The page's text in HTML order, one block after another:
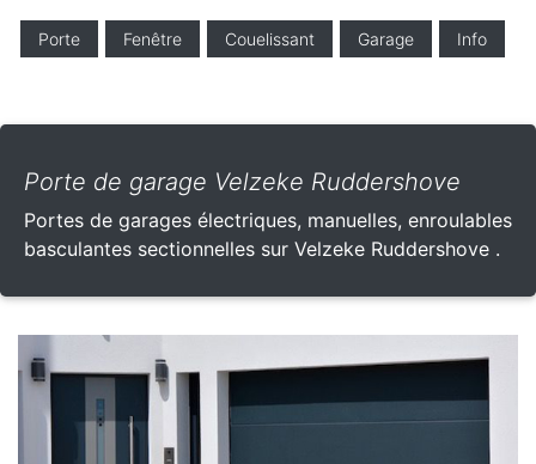
Porte Fenêtre Couelissant Garage Info
Porte de garage Velzeke Ruddershove
Portes de garages électriques, manuelles, enroulables
basculantes sectionnelles sur Velzeke Ruddershove .